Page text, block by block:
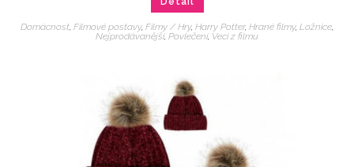
Domácnost, Filmové postavy, Filmy / Hry, Harry Potter, Hrané filmy, Ložnice,
Nejprodávanější, Povlečení, Veci z filmu